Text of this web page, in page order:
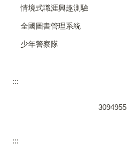
情境式職涯興趣測驗
全國圖書管理系統
少年警察隊
:::
3094955
:::